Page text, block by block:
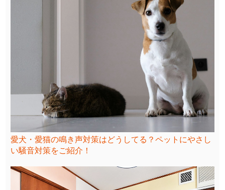
愛犬・愛猫の鳴き声対策はどうしてる？ペットにやさし
い騒音対策をご紹介！